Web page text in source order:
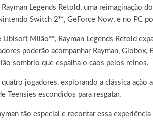
Legends Retold, uma reimaginação
Switch 2™, GeForce Now, e no PC
Milão**, Rayman Legends Retold
poderão acompanhar Rayman,
sombrio que espalha o caos pelos reinos.
jogadores, explorando a clássica ação
Teensies escondidos para resgatar.
tão especial e recontar essa